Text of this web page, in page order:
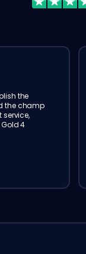
the
the champ
service,
Gold 4